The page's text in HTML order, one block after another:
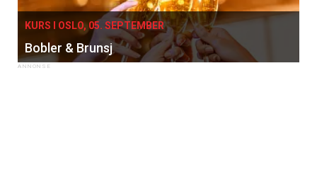
KURS I OSLO, 05. SEPTEMBER
Bobler & Brunsj